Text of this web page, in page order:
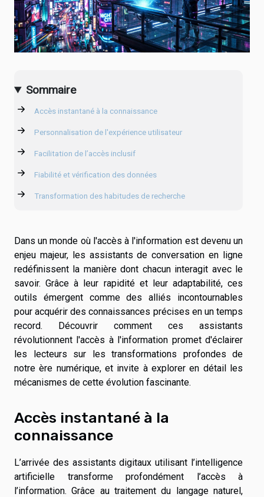
Sommaire
Accès instantané à la connaissance
Personnalisation de l'expérience utilisateur
Facilitation de l’accès inclusif
Fiabilité et vérification des données
Transformation des habitudes de recherche
Dans un monde où l'accès à l'information est devenu un
enjeu majeur, les assistants de conversation en ligne
redéfinissent la manière dont chacun interagit avec le
savoir. Grâce à leur rapidité et leur adaptabilité, ces
outils émergent comme des alliés incontournables
pour acquérir des connaissances précises en un temps
record. Découvrir comment ces assistants
révolutionnent l'accès à l'information promet d'éclairer
les lecteurs sur les transformations profondes de
notre ère numérique, et invite à explorer en détail les
mécanismes de cette évolution fascinante.
Accès instantané à la
connaissance
L’arrivée des assistants digitaux utilisant l’intelligence
artificielle transforme profondément l’accès à
l’information. Grâce au traitement du langage naturel,